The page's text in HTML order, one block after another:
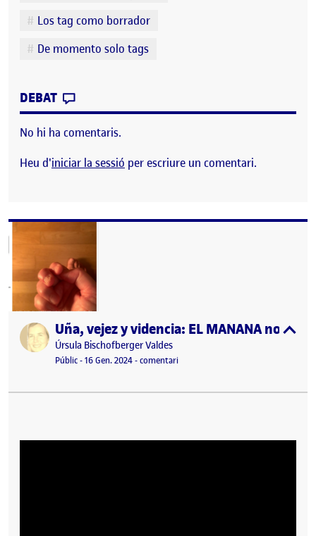
Los tag como borrador
De momento solo tags
DEBAT
No hi ha comentaris.
Heu d'iniciar la sessió per escriure un comentari.
Publicat perUña, vejez y videncia: EL MAÑANA no
Publicat per
Úrsula Bischofberger Valdes
Visibilitat:
Públic-Data de publicació
16 Gen. 202417 gener, 2024 8:17 am
-comentariel Uña, vejez y videncia: EL